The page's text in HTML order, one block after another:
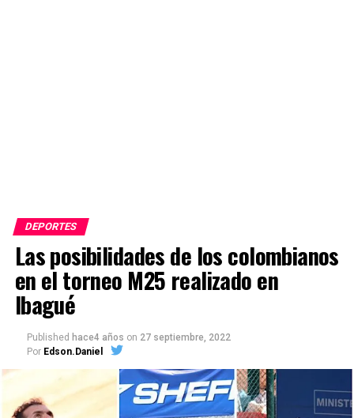
DEPORTES
Las posibilidades de los colombianos
en el torneo M25 realizado en
Ibagué
Published hace4 años on 27 septiembre, 2022
Por Edson.Daniel